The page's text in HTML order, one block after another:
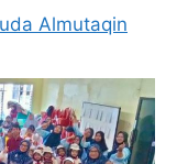
Almutaqin